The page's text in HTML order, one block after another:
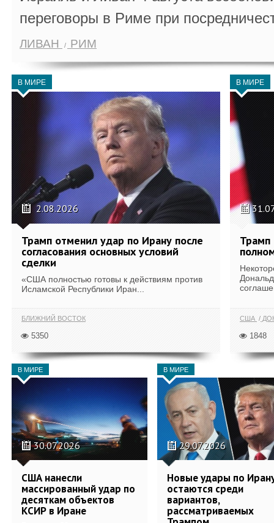
переговоры в Риме при
ЛИВАН РИМ
В МИРЕ
2.08.2026
Трамп отменил удар по Ирану после
согласования основных условий
сделки
«США полностью готовы к действиям против
Исламской Республики Иран...
БЛИЖНИЙ ВОСТОК
5350
В МИРЕ
Трамп
США
1848
В МИРЕ
30.07.2026
США нанесли
массированный удар по
десяткам объектов
КСИР в Иране
В МИРЕ
29.07.2026
Новые удары по
остаются среди
вариантов,
рассматриваемых